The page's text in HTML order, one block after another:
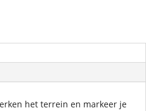
het terrein en markeer je